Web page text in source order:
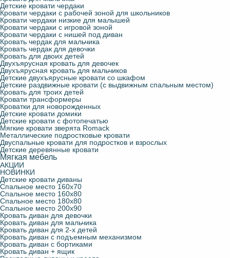
Детские кровати чердаки
Кровати чердаки с рабочей зоной для школьников
Кровати чердаки низкие для малышей
Кровати чердаки с игровой зоной
Кровати чердаки с нишей под диван
Кровать чердак для мальчика
Кровать чердак для девочки
Кровать для двоих детей
Двухъярусная кровать для девочек
Двухъярусная кровать для мальчиков
Детские двухъярусные кровати со шкафом
Детские раздвижные кровати (с выдвижным спальным местом)
Кровать для троих детей
Кровати трансформеры
Кроватки для новорожденных
Детские кровати домики
Детские кровати с фотопечатью
Мягкие кровати зверята Romack
Металлические подростковые кровати
Двуспальные кровати для подростков и взрослых
Детские деревянные кровати
Мягкая мебель
АКЦИИ
НОВИНКИ
Детские кровати диваны
Спальное место 160х70
Спальное место 160х80
Спальное место 180х80
Спальное место 200х90
Кровать диван для девочки
Кровать диван для мальчика
Кровать диван для 2-х детей
Кровать диван с подъемным механизмом
Кровать диван с бортиками
Кровать диван + ящик